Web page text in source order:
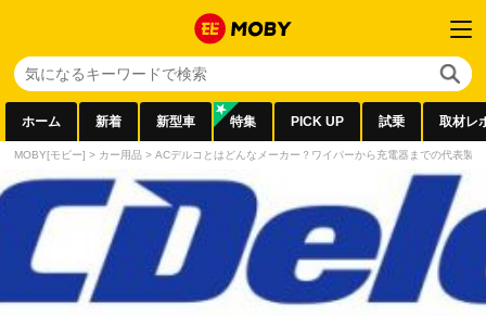
ホーム 新着 新型車 特集 PICK UP 試乗 取材レ
MOBY[モビー] > カー用品 > ACデルコとはどんなメーカー？ワイパーから充電器までの代表製